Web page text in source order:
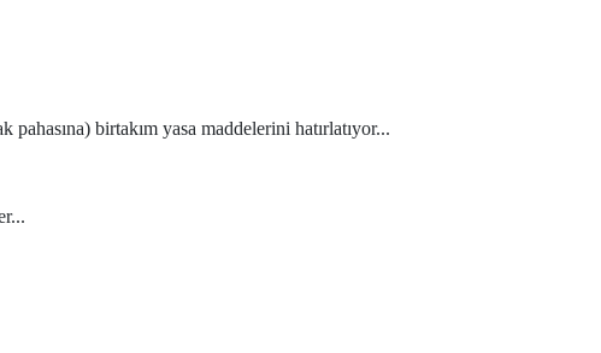
pahasına) birtakım yasa maddelerini hatırlatıyor...